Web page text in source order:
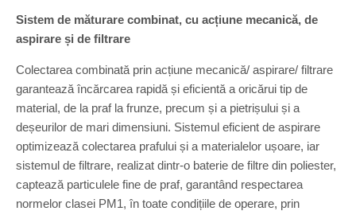
Sistem de măturare combinat, cu acțiune mecanică, de
aspirare și de filtrare
Colectarea combinată prin acțiune mecanică/ aspirare/ filtrare
garantează încărcarea rapidă și eficientă a oricărui tip de
material, de la praf la frunze, precum și a pietrișului și a
deșeurilor de mari dimensiuni. Sistemul eficient de aspirare
optimizează colectarea prafului și a materialelor ușoare, iar
sistemul de filtrare, realizat dintr-o baterie de filtre din poliester,
captează particulele fine de praf, garantând respectarea
normelor clasei PM1, în toate condițiile de operare, prin